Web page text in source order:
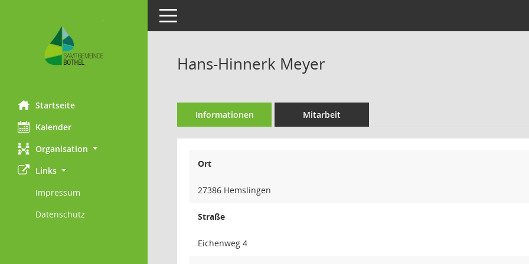
Startseite
Kalender
Organisation
Links
Impressum
Datenschutz
Toggle navigation
Hans-Hinnerk Meyer
Informationen Mitarbeit
Ort
27386 Hemslingen
Straße
Eichenweg 4